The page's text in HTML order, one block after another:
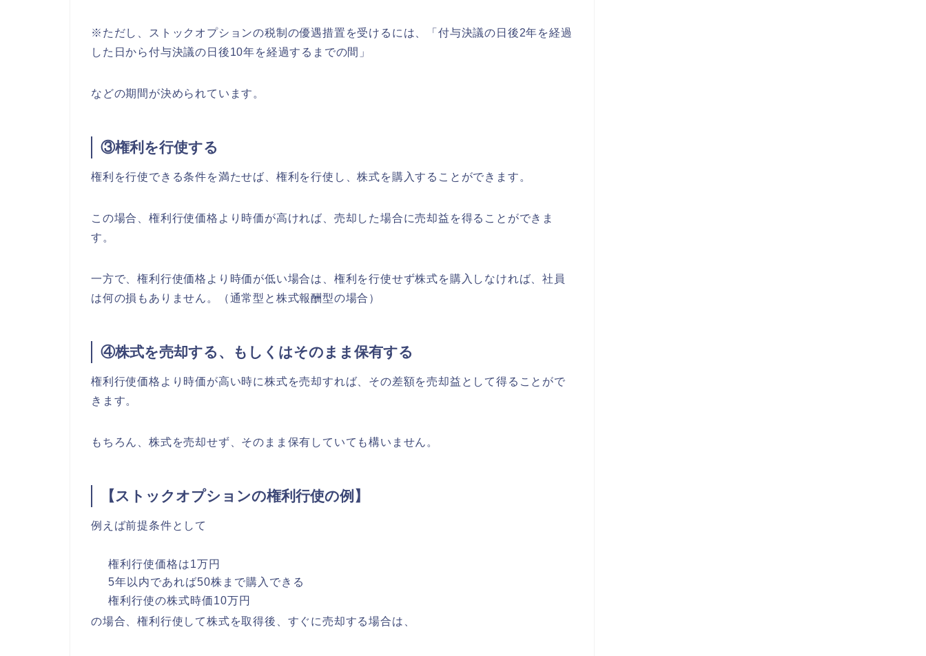
※ただし、ストックオプションの税制の優遇措置を受けるには、「付与決議の日後2年を経過
した日から付与決議の日後10年を経過するまでの間」
などの期間が決められています。
③権利を行使する
権利を行使できる条件を満たせば、権利を行使し、株式を購入することができます。
この場合、権利行使価格より時価が高ければ、売却した場合に売却益を得ることができま
す。
一方で、権利行使価格より時価が低い場合は、権利を行使せず株式を購入しなければ、社員
は何の損もありません。（通常型と株式報酬型の場合）
④株式を売却する、もしくはそのまま保有する
権利行使価格より時価が高い時に株式を売却すれば、その差額を売却益として得ることがで
きます。
もちろん、株式を売却せず、そのまま保有していても構いません。
【ストックオプションの権利行使の例】
例えば前提条件として
権利行使価格は1万円
5年以内であれば50株まで購入できる
権利行使の株式時価10万円
の場合、権利行使して株式を取得後、すぐに売却する場合は、